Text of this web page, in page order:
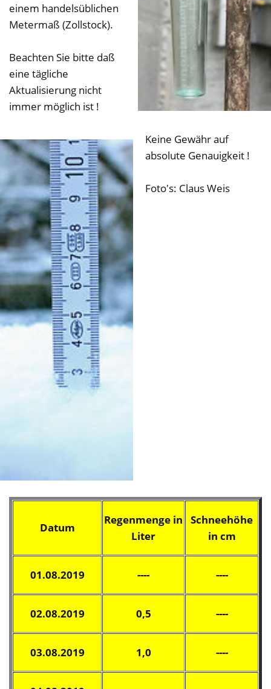
einem handelsüblichen
Metermaß (Zollstock).
Beachten Sie bitte daß
eine tägliche
Aktualisierung nicht
immer möglich ist !
Keine Gewähr auf
absolute Genauigkeit !
Foto's: Claus Weis
Datum
Regenmenge in
Liter
Schneehöhe
in cm
01.08.2019 ---- ----
02.08.2019 0,5 ----
03.08.2019 1,0 ----